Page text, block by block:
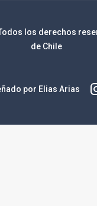
los derechos
de Chile
por Elias Arias